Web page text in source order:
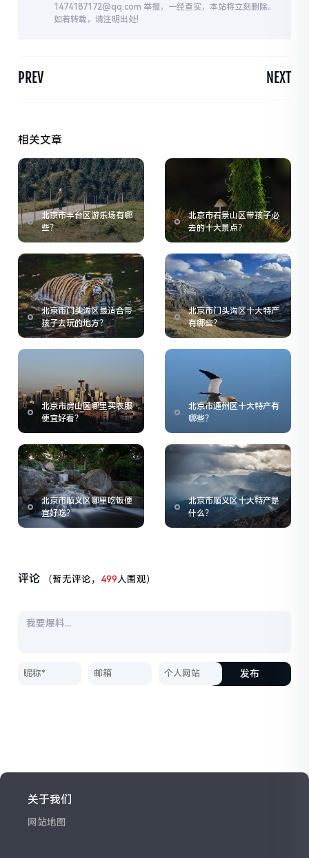
1474187172@qq.com 举报，一经查实，本站将立刻删除。
如若转载，请注明出处!
PREV NEXT
相关文章
北京市丰台区游乐场有哪
些？
北京市石景山区带孩子必
去的十大景点？
北京市门头沟区最适合带
孩子去玩的地方？
北京市门头沟区十大特产
有哪些？
北京市房山区哪里买衣服
便宜好看？
北京市通州区十大特产有
哪些？
北京市顺义区哪里吃饭便
宜好吃？
北京市顺义区十大特产是
什么？
评论 （暂无评论， 499人围观）
发布
关于我们
网站地图